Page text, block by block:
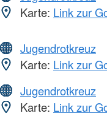
Karte: Link zur
Jugendrotkreuz
Karte: Link zur
Jugendrotkreuz
Karte: Link zur